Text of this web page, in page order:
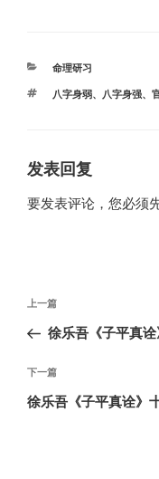
分
命理研习
标
八字身弱、 八字身强、
发表回复
要发表评论，您必须
文
导
航
上
一
文
章
上一篇
徐乐吾《子平真
下
一
下一篇
徐乐吾《子平真诠》